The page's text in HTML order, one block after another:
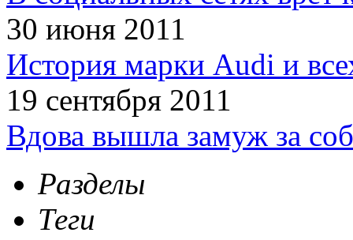
30 июня 2011
История марки Audi и
19 сентября 2011
Вдова вышла замуж за
Разделы
Теги